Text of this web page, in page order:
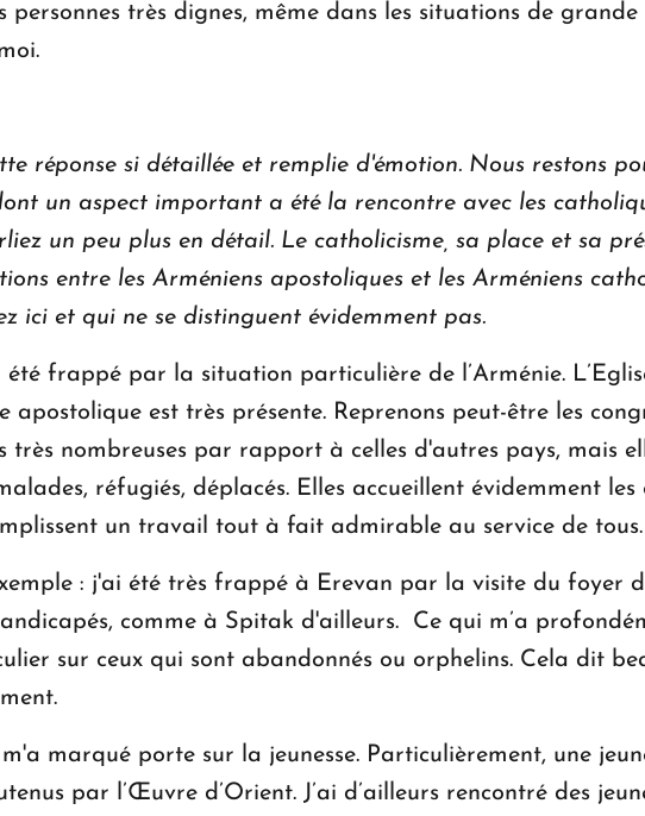
personnes très dignes, même dans les situations de
réponse si détaillée et remplie d'émotion. Nous restons
un aspect important a été la rencontre avec les
un peu plus en détail. Le catholicisme, sa place et sa
entre les Arméniens apostoliques et les Arméniens
ici et qui ne se distinguent évidemment pas.
frappé par la situation particulière de l’Arménie.
apostolique est très présente. Reprenons peut-être les
très nombreuses par rapport à celles d'autres pays, mais
réfugiés, déplacés. Elles accueillent évidemment
un travail tout à fait admirable au service de tous.
: j'ai été très frappé à Erevan par la visite du foyer
comme à Spitak d'ailleurs. Ce qui m’a
sur ceux qui sont abandonnés ou orphelins. Cela dit
marqué porte sur la jeunesse. Particulièrement, une
par l’Œuvre d’Orient. J’ai d’ailleurs rencontré des